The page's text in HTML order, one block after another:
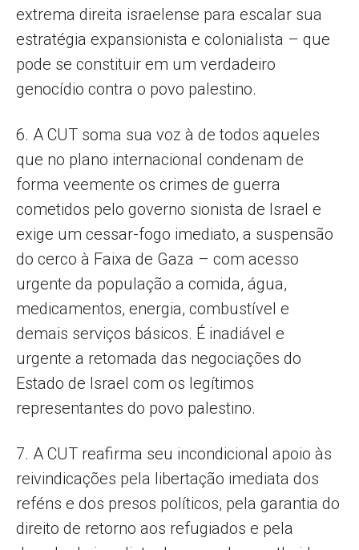
extrema direita israelense para escalar sua
estratégia expansionista e colonialista – que
pode se constituir em um verdadeiro
genocídio contra o povo palestino.
6. A CUT soma sua voz à de todos aqueles
que no plano internacional condenam de
forma veemente os crimes de guerra
cometidos pelo governo sionista de Israel e
exige um cessar-fogo imediato, a suspensão
do cerco à Faixa de Gaza – com acesso
urgente da população a comida, água,
medicamentos, energia, combustível e
demais serviços básicos. É inadiável e
urgente a retomada das negociações do
Estado de Israel com os legítimos
representantes do povo palestino.
7. A CUT reafirma seu incondicional apoio às
reivindicações pela libertação imediata dos
reféns e dos presos políticos, pela garantia do
direito de retorno aos refugiados e pela